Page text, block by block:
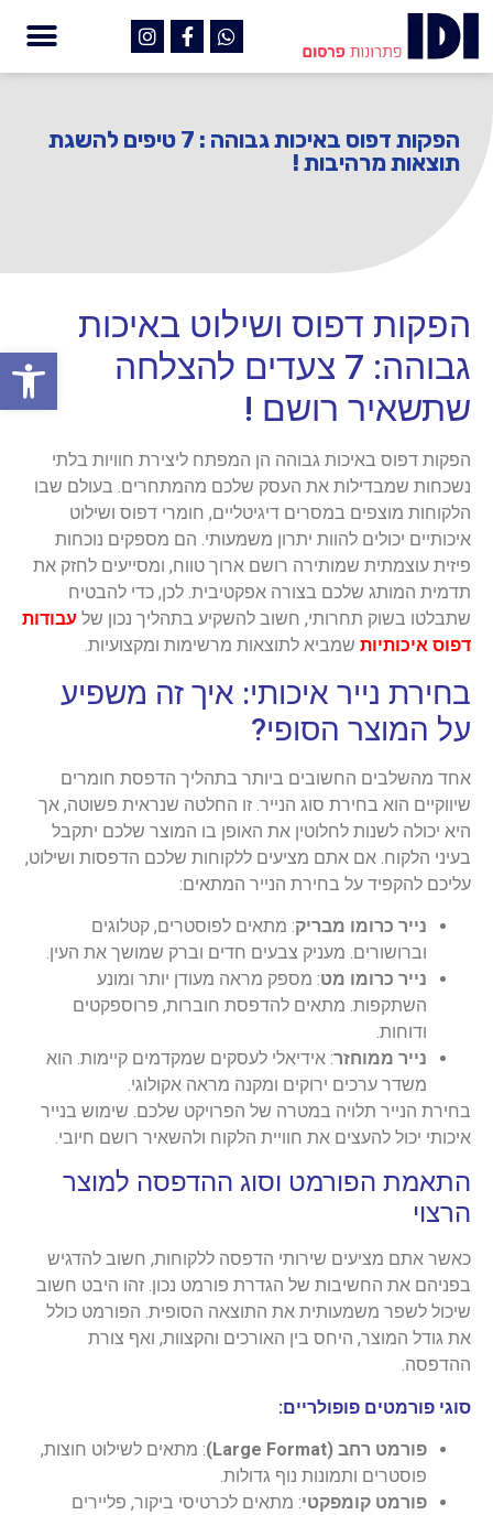
הפקות דפוס באיכות גבוהה : 7 טיפים להשגת
תוצאות מרהיבות !
הפקות דפוס ושילוט באיכות
גבוהה: 7 צעדים להצלחה
שתשאיר רושם !
הפקות דפוס באיכות גבוהה הן המפתח ליצירת חוויות בלתי
נשכחות שמבדילות את העסק שלכם מהמתחרים. בעולם שבו
הלקוחות מוצפים במסרים דיגיטליים, חומרי דפוס ושילוט
איכותיים יכולים להוות יתרון משמעותי. הם מספקים נוכחות
פיזית עוצמתית שמותירה רושם ארוך טווח, ומסייעים לחזק את
תדמית המותג שלכם בצורה אפקטיבית. לכן, כדי להבטיח
שתבלטו בשוק תחרותי, חשוב להשקיע בתהליך נכון של עבודות
דפוס איכותיות שמביא לתוצאות מרשימות ומקצועיות.
בחירת נייר איכותי: איך זה משפיע
על המוצר הסופי?
אחד מהשלבים החשובים ביותר בתהליך הדפסת חומרים
שיווקיים הוא בחירת סוג הנייר. זו החלטה שנראית פשוטה, אך
היא יכולה לשנות לחלוטין את האופן בו המוצר שלכם יתקבל
בעיני הלקוח. אם אתם מציעים ללקוחות שלכם הדפסות ושילוט,
עליכם להקפיד על בחירת הנייר המתאים:
נייר כרומו מבריק: מתאים לפוסטרים, קטלוגים
וברושורים. מעניק צבעים חדים וברק שמושך את העין.
נייר כרומו מט: מספק מראה מעודן יותר ומונע
השתקפות. מתאים להדפסת חוברות, פרוספקטים
ודוחות.
נייר ממוחזר: אידיאלי לעסקים שמקדמים קיימות. הוא
משדר ערכים ירוקים ומקנה מראה אקולוגי.
בחירת הנייר תלויה במטרה של הפרויקט שלכם. שימוש בנייר
איכותי יכול להעצים את חוויית הלקוח ולהשאיר רושם חיובי.
התאמת הפורמט וסוג ההדפסה למוצר
הרצוי
כאשר אתם מציעים שירותי הדפסה ללקוחות, חשוב להדגיש
בפניהם את החשיבות של הגדרת פורמט נכון. זהו היבט חשוב
שיכול לשפר משמעותית את התוצאה הסופית. הפורמט כולל
את גודל המוצר, היחס בין האורכים והקצוות, ואף צורת
ההדפסה.
סוגי פורמטים פופולריים:
פורמט רחב (Large Format)
: מתאים לשילוט חוצות,
פוסטרים ותמונות נוף גדולות.
פורמט קומפקטי: מתאים לכרטיסי ביקור, פליירים